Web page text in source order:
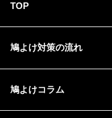
TOP
鳩よけ対策の流れ
鳩よけコラム